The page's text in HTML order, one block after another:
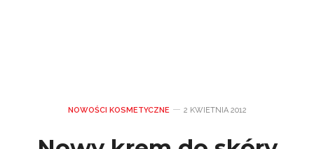
NOWOŚCI KOSMETYCZNE 2 KWIETNIA 2012